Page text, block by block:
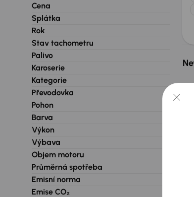
Cena
Splátka
Rok
Stav tachometru
Palivo
Karoserie
Kategorie
Převodovka
Pohon
Barva
Výkon
Výbava
Objem motoru
Průměrná spotřeba
Emisní norma
Emise CO₂